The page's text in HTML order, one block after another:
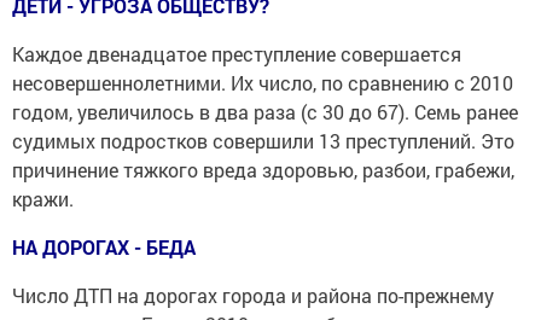
ДЕТИ - УГРОЗА ОБЩЕСТВУ?
Каждое двенадцатое преступление совершается
несовершеннолетними. Их число, по сравнению с 2010
годом, увеличилось в два раза (с 30 до 67). Семь ранее
судимых подростков совершили 13 преступлений. Это
причинение тяжкого вреда здоровью, разбои, грабежи,
кражи.
НА ДОРОГАХ - БЕДА
Число ДТП на дорогах города и района по-прежнему